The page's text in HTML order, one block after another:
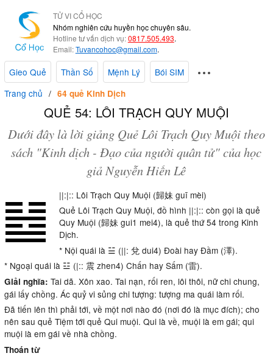
TỬ VI CỔ HỌC
Nhóm nghiên cứu huyền học chuyên sâu.
Hotline tư vấn dịch vụ:0817.505.493.
Email:Tuvancohoc@gmail.com.
Gieo Quẻ Thần Số Mệnh Lý
Bói SIM
Trang chủ
64 quẻ Kinh Dịch
QUẺ 54: LÔI TRẠCH QUY MUỘI
Dưới đây là lời giảng Quẻ Lôi Trạch Quy Muội theo
sách "Kinh dịch - Đạo của người quân tử" của học
giả Nguyễn Hiến Lê
||:|:: Lôi Trạch Quy Muội (歸妹 guī mèi)
Quẻ Lôi Trạch Quy Muội, đồ hình ||:|:: còn gọi là quẻ
Quy Muội (歸妹 gui1 mei4), là quẻ thứ 54 trong Kinh
Dịch.
* Nội quái là ☱ (||: 兌 dui4) Đoài hay Đầm (澤).
* Ngoại quái là ☳ (|:: 震 zhen4) Chấn hay Sấm (雷).
Giải nghĩa: Tai dã. Xôn xao. Tai nạn, rối ren, lôi thôi, nữ chi chung,
gái lấy chồng. Ác quỷ vi sủng chi tượng: tượng ma quái làm rối.
Đã tiến lên thì phải tới, về một nơi nào đó (nơi đó là mục đích); cho
nên sau quẻ Tiệm tới quẻ Qui muội. Qui là về, muội là em gái; qui
muội là em gái về nhà chồng.
Thoán từ